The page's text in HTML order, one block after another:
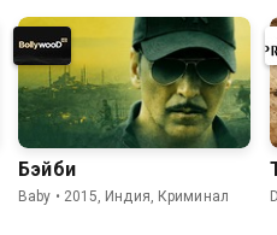
Бэйби
Baby • 2015, Индия, Криминал